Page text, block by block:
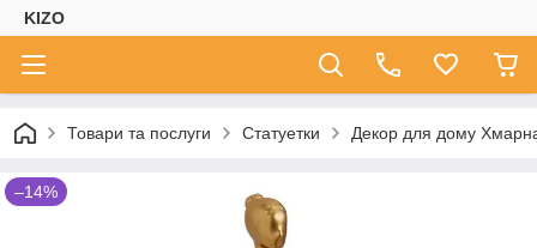
KIZO
Товари та послуги Статуетки Декор для дому
–14%